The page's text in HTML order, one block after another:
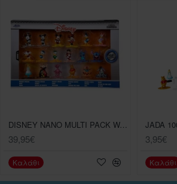
DISNEY NANO MULTI PACK WAVE 1
39,95€
Καλάθι
3,95€
Καλάθι